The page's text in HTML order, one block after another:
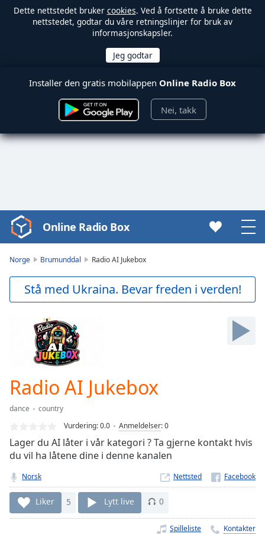
Dette nettstedet bruker cookies. Ved å fortsette å bruke dette
nettstedet, godtar du våre retningslinjer for bruk av
informasjonskapsler.
Installer den gratis mobilappen Online Radio Box
Nei, takk
Video
Player
Backward
Current
Time0:00
0.00%
Stream
Seek to
live,
currently
behind
liveLIVE
Online Radio Box
Norge Brumunddal Radio AI Jukebox
Stå med Ukraina. Bevar freden i verden!
Radio AI Jukebox
dance
country
Vurdering:0.0 Anmeldelser:0
Lager du AI låter i vår kategori ? Ta gjerne kontakt hvis
du vil ha låtene dine i denne kanalen
Norsk Nettsted
Liker 5 Lytt live 0
Spilleliste Kontakter